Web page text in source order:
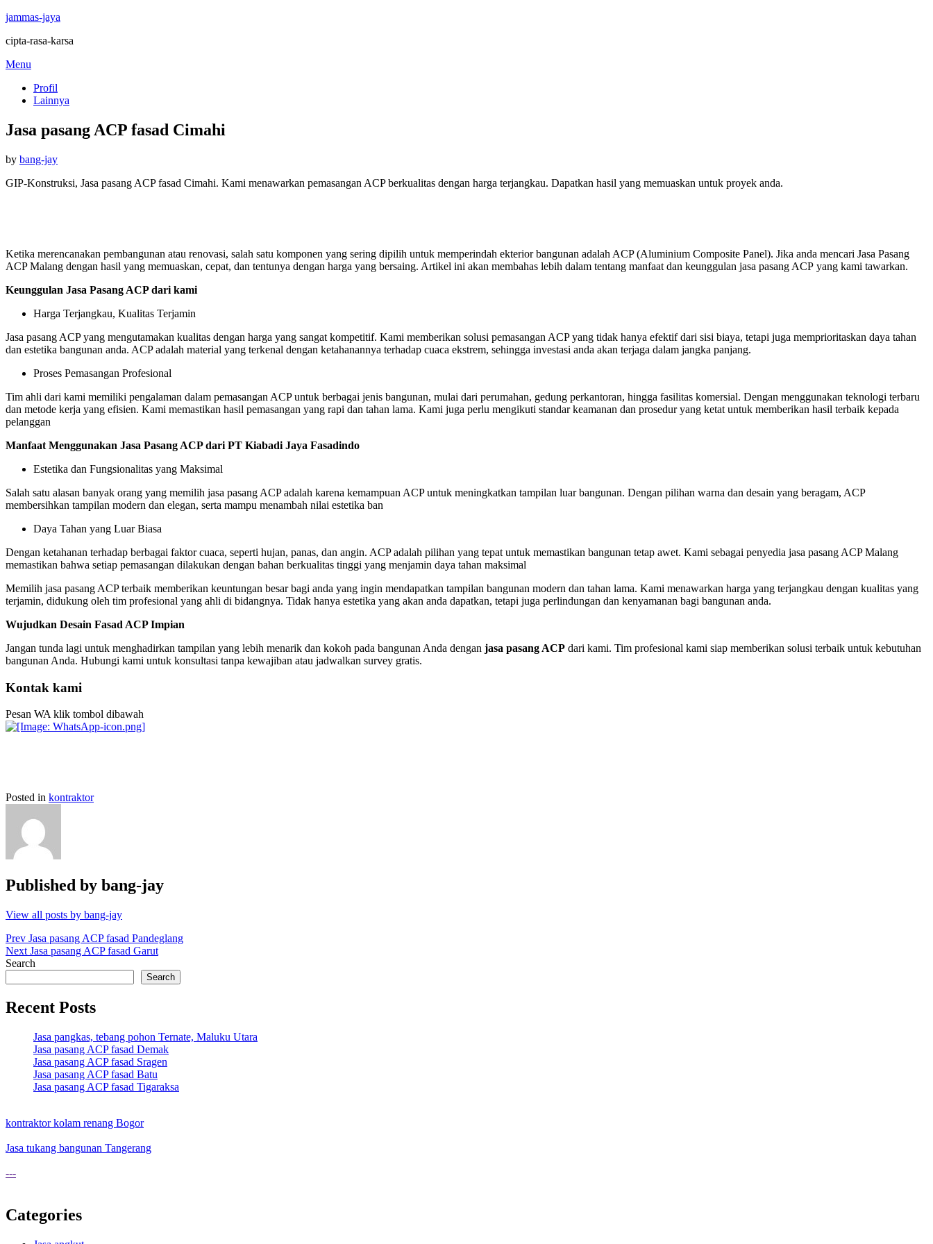
jammas-jaya
cipta-rasa-karsa
Skip
content
Menu
Profil
Lainnya
Jasa pasang ACP fasad Cimahi
by bang-jayPosted
GIP-Konstruksi, Jasa pasang ACP fasad Cimahi. Kami menawarkan pemasangan ACP berkualitas dengan harga terjangkau. Dapatkan hasil yang memuaskan untuk proyek anda.
Ketika merencanakan pembangunan atau renovasi, salah satu komponen yang sering dipilih untuk memperindah ekterior bangunan adalah ACP (Aluminium Composite Panel). Jika anda mencari Jasa Pasang
ACP Malang dengan hasil yang memuaskan, cepat, dan tentunya dengan harga yang bersaing. Artikel ini akan membahas lebih dalam tentang manfaat dan keunggulan jasa pasang ACP yang kami tawarkan.
Keunggulan Jasa Pasang ACP dari kami
Harga Terjangkau, Kualitas Terjamin
Jasa pasang ACP yang mengutamakan kualitas dengan harga yang sangat kompetitif. Kami memberikan solusi pemasangan ACP yang tidak hanya efektif dari sisi biaya, tetapi juga memprioritaskan daya tahan
dan estetika bangunan anda. ACP adalah material yang terkenal dengan ketahanannya terhadap cuaca ekstrem, sehingga investasi anda akan terjaga dalam jangka panjang.
Proses Pemasangan Profesional
Tim ahli dari kami memiliki pengalaman dalam pemasangan ACP untuk berbagai jenis bangunan, mulai dari perumahan, gedung perkantoran, hingga fasilitas komersial. Dengan menggunakan teknologi terbaru
dan metode kerja yang efisien. Kami memastikan hasil pemasangan yang rapi dan tahan lama. Kami juga perlu mengikuti standar keamanan dan prosedur yang ketat untuk memberikan hasil terbaik kepada
pelanggan
Manfaat Menggunakan Jasa Pasang ACP dari PT Kiabadi Jaya Fasadindo
Estetika dan Fungsionalitas yang Maksimal
Salah satu alasan banyak orang yang memilih jasa pasang ACP adalah karena kemampuan ACP untuk meningkatkan tampilan luar bangunan. Dengan pilihan warna dan desain yang beragam, ACP
membersihkan tampilan modern dan elegan, serta mampu menambah nilai estetika ban
Daya Tahan yang Luar Biasa
Dengan ketahanan terhadap berbagai faktor cuaca, seperti hujan, panas, dan angin. ACP adalah pilihan yang tepat untuk memastikan bangunan tetap awet. Kami sebagai penyedia jasa pasang ACP Malang
memastikan bahwa setiap pemasangan dilakukan dengan bahan berkualitas tinggi yang menjamin daya tahan maksimal
Memilih jasa pasang ACP terbaik memberikan keuntungan besar bagi anda yang ingin mendapatkan tampilan bangunan modern dan tahan lama. Kami menawarkan harga yang terjangkau dengan kualitas yang
terjamin, didukung oleh tim profesional yang ahli di bidangnya. Tidak hanya estetika yang akan anda dapatkan, tetapi juga perlindungan dan kenyamanan bagi bangunan anda.
Wujudkan Desain Fasad ACP Impian
Jangan tunda lagi untuk menghadirkan tampilan yang lebih menarik dan kokoh pada bangunan Anda dengan jasa pasang ACP dari kami. Tim profesional kami siap memberikan solusi terbaik untuk kebutuhan
bangunan Anda. Hubungi kami untuk konsultasi tanpa kewajiban atau jadwalkan survey gratis.
Kontak kami
Pesan WA klik tombol dibawah
Posted in kontraktor
Published by bang-jay
View all posts by bang-jay
Post
navigation
Prev Jasa pasang ACP fasad Pandeglang
Next Jasa pasang ACP fasad Garut
Search
Search
Recent Posts
Jasa pangkas, tebang pohon Ternate, Maluku Utara
Jasa pasang ACP fasad Demak
Jasa pasang ACP fasad Sragen
Jasa pasang ACP fasad Batu
Jasa pasang ACP fasad Tigaraksa
kontraktor kolam renang Bogor
Jasa tukang bangunan Tangerang
---
Categories